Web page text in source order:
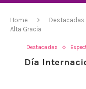
Home Destacadas
Alta Gracia
Destacadas
Día